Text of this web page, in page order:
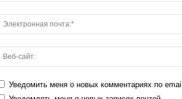
Уведомить меня о новых комментариях по email.